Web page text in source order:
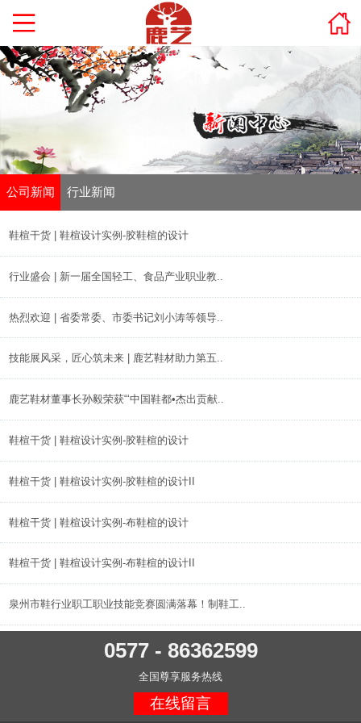
公司新闻 行业新闻
鞋楦干货 | 鞋楦设计实例-胶鞋楦的设计
行业盛会 | 新一届全国轻工、食品产业职业教..
热烈欢迎 | 省委常委、市委书记刘小涛等领导..
技能展风采，匠心筑未来 | 鹿艺鞋材助力第五..
鹿艺鞋材董事长孙毅荣获“‘中国鞋都•杰出贡献..
鞋楦干货 | 鞋楦设计实例-胶鞋楦的设计
鞋楦干货 | 鞋楦设计实例-胶鞋楦的设计II
鞋楦干货 | 鞋楦设计实例-布鞋楦的设计
鞋楦干货 | 鞋楦设计实例-布鞋楦的设计II
泉州市鞋行业职工职业技能竞赛圆满落幕！制鞋工..
0577 - 86362599
全国尊享服务热线
在线留言